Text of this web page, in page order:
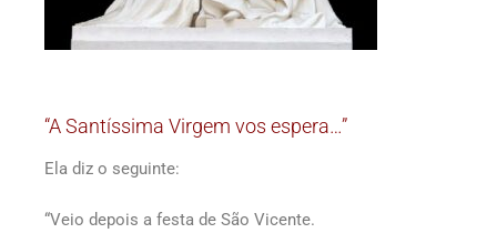
“A Santíssima Virgem vos espera…”
Ela diz o seguinte:
“Veio depois a festa de São Vicente.